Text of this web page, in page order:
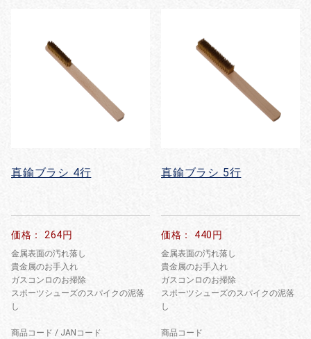
真鍮ブラシ 4行
価格： 264円
金属表面の汚れ落し
貴金属のお手入れ
ガスコンロのお掃除
スポーツシューズのスパイクの泥落
し
商品コード / JANコード
真鍮ブラシ 5行
価格： 440円
金属表面の汚れ落し
貴金属のお手入れ
ガスコンロのお掃除
スポーツシューズのスパイクの泥落
し
商品コード